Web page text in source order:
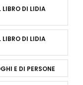
LIBRO DI LIDIA
LIBRO DI LIDIA
E DI PERSONE